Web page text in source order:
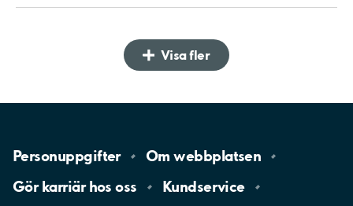
Visa fler
Personuppgifter Omwebbplatsen
Gör karriär hososs
Kundservice